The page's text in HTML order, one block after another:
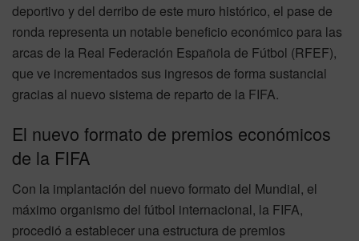
deportivo y del derribo de este muro histórico, el pase de
ronda representa un notable beneficio económico para las
arcas de la Real Federación Española de Fútbol (RFEF),
que ve incrementados sus ingresos de forma sustancial
gracias al nuevo sistema de reparto de la FIFA.
El nuevo formato de premios económicos
de la FIFA
Con la implantación del nuevo formato del Mundial, el
máximo organismo del fútbol internacional, la FIFA,
procedió a establecer una estructura de premios